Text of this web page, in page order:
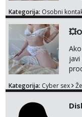
Kategorija: Osobni
javi
Kategorija: Cyber sex